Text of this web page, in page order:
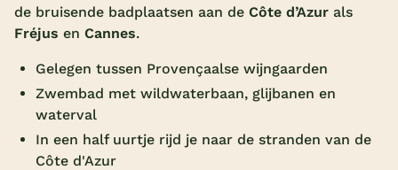
Overdekt zwembad
Indoor speeltuin
de bruisende badplaatsen aan de Côte d’Azur als
Fréjus en Cannes.
Gelegen tussen Provençaalse wijngaarden
Zwembad met wildwaterbaan, glijbanen en
waterval
In een half uurtje rijd je naar de stranden van de
Côte d'Azur